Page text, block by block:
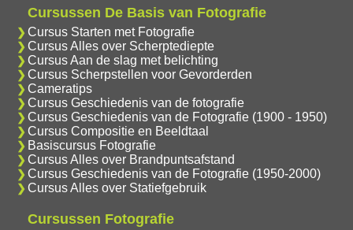
Cursussen De Basis van Fotografie
Cursus Starten met Fotografie
Cursus Alles over Scherptediepte
Cursus Aan de slag met belichting
Cursus Scherpstellen voor Gevorderden
Cameratips
Cursus Geschiedenis van de fotografie
Cursus Geschiedenis van de Fotografie (1900 - 1950)
Cursus Compositie en Beeldtaal
Basiscursus Fotografie
Cursus Alles over Brandpuntsafstand
Cursus Geschiedenis van de Fotografie (1950-2000)
Cursus Alles over Statiefgebruik
Cursussen Fotografie